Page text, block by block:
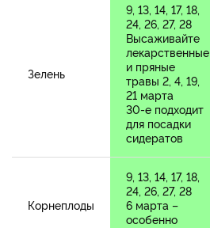
Зелень
9, 13, 14, 17, 18,
24, 26, 27, 28
Высаживайте
лекарственные
и пряные
травы 2, 4, 19,
21 марта
30-е подходит
для посадки
сидератов
Корнеплоды
9, 13, 14, 17, 18,
24, 26, 27, 28
6 марта –
особенно